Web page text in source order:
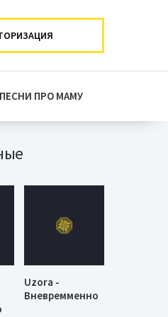
ПЕСНИ ПРО МАМУ
Uzora -
Вневремменно